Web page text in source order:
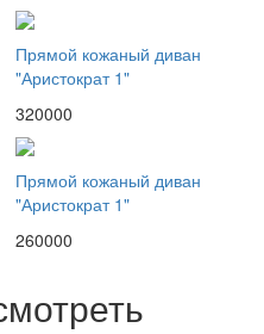
Прямой кожаный диван
"Аристократ 1"
320000
Прямой кожаный диван
"Аристократ 1"
260000